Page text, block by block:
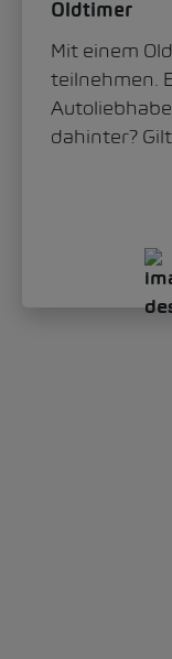
Oldtimer
Mit einem
teilnehmen.
dahinter? Gilt